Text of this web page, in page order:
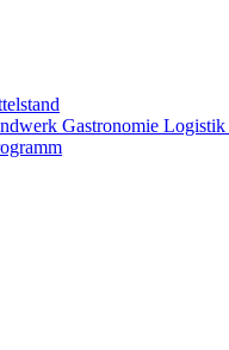
Gastronomie Logistik